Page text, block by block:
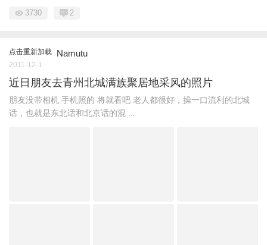
3730 2
点击重新加载 Namutu
2011-12-1
近日朋友去青州北城满族聚居地采风的照片
朋友没带相机 手机照的 将就看吧 老人都很好，操一口流利的北城
话，也就是东北话和北京话的混 ...